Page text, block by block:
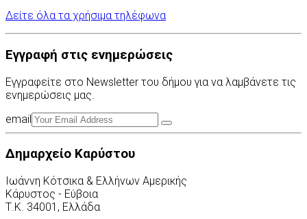
Δείτε όλα τα χρήσιμα τηλέφωνα
Εγγραφή στις ενημερώσεις
Εγγραφείτε στο Newsletter του δήμου για να λαμβάνετε τις
ενημερώσεις μας.
email
Δημαρχείο Καρύστου
Ιωάννη Κότσικα & Ελλήνων Αμερικής
Κάρυστος - Εύβοια
Τ.Κ. 34001, Ελλάδα